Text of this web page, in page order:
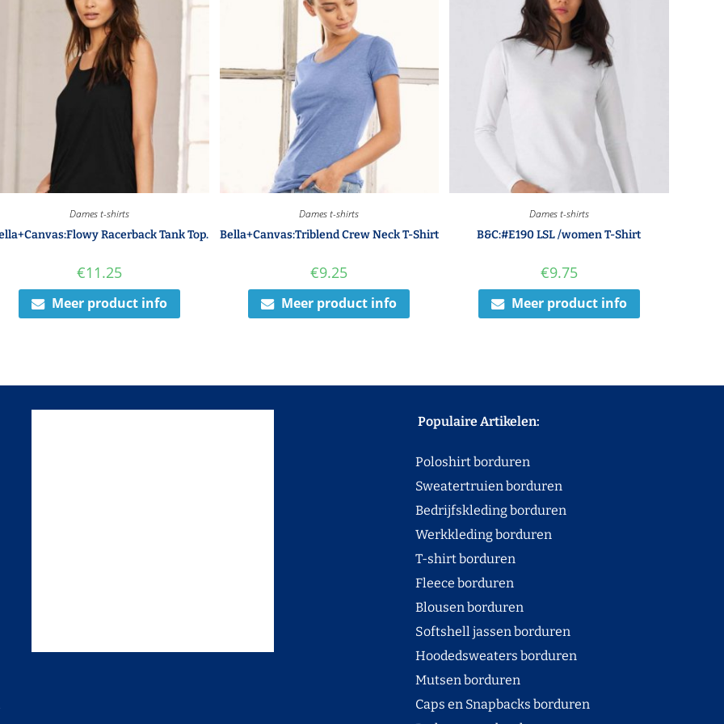
Dames t-shirts
Racerback Tank Top.
€11.25
Meer product info
Dames t-shirts
Bella+Canvas:Triblend Crew Neck T-Shirt
€9.25
Meer product info
Dames t-shirts
B&C:#E190 LSL /women T-Shirt
€9.75
Meer product info
Populaire Artikelen:
Poloshirt borduren
Sweatertruien borduren
Bedrijfskleding borduren
Werkkleding borduren
T-shirt borduren
Fleece borduren
Blousen borduren
Softshell jassen borduren
Hoodedsweaters borduren
Mutsen borduren
Caps en Snapbacks borduren